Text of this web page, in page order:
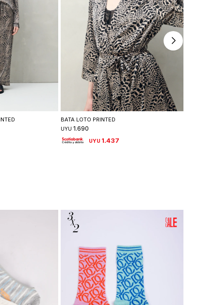
Seleccionar talle
BATA LOTO PRINTED
UYU 1.690
UYU 1.437